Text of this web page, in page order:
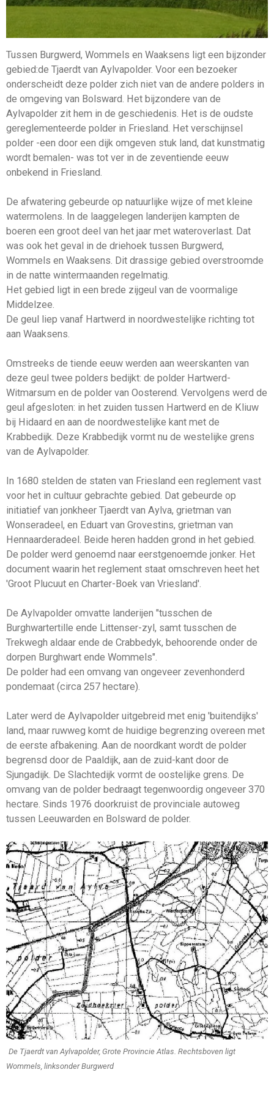
Tussen Burgwerd, Wommels en Waaksens ligt een bijzonder
gebied:de Tjaerdt van Aylvapolder. Voor een bezoeker
onderscheidt deze polder zich niet van de andere polders in
de omgeving van Bolsward. Het bijzondere van de
Aylvapolder zit hem in de geschiedenis. Het is de oudste
gereglementeerde polder in Friesland. Het verschijnsel
polder -een door een dijk omgeven stuk land, dat kunstmatig
wordt bemalen- was tot ver in de zeventiende eeuw
onbekend in Friesland.
De afwatering gebeurde op natuurlijke wijze of met kleine
watermolens. In de laaggelegen lan­derijen kampten de
boeren een groot deel van het jaar met wateroverlast. Dat
was ook het geval in de driehoek tussen Burgwerd,
Wommels en Waaksens. Dit drassige gebied overstroomde
in de natte wintermaanden regelmatig.
Het gebied ligt in een brede zijgeul van de voormalige
Middelzee.
De geul liep vanaf Hartwerd in noordwestelijke richting tot
aan Waaksens.
Omstreeks de tiende eeuw werden aan weerskanten van
deze geul twee polders bedijkt: de polder Hartwerd-
Witmarsum en de polder van Oosterend. Vervolgens werd de
geul afgesloten: in het zuiden tussen Hartwerd en de Kliuw
bij Hidaard en aan de noordwestelijke kant met de
Krabbedijk. Deze Krabbedijk vormt nu de westelijke grens
van de Aylvapolder.
In 1680 stelden de staten van Friesland een reglement vast
voor het in cultuur gebrachte gebied. Dat gebeurde op
initiatief van jonkheer Tjaerdt van Aylva, grietman van
Wonseradeel, en Eduart van Grovestins, grietman van
Hennaarderadeel. Beide heren hadden grond in het gebied.
De polder werd genoemd naar eerstge­noemde jonker. Het
document waarin het reglement staat omschreven heet het
'Groot Plucuut en Charter-Boek van Vriesland'.
De Aylvapolder omvatte landerijen "tusschen de
Burghwartertille ende Littenser-zyl, samt tusschen de
Trekwegh aldaar ende de Crabbedyk, behoorende onder de
dorpen Burghwart ende Wommels".
De polder had een omvang van ongeveer zevenhonderd
pondemaat (circa 257 hectare).
Later werd de Aylvapolder uitgebreid met enig 'buitendijks'
land, maar ruwweg komt de huidige begrenzing overeen met
de eerste afba­kening. Aan de noordkant wordt de polder
begrensd door de Paaldijk, aan de zuid-kant door de
Sjungadijk. De Slachtedijk vormt de oostelijke grens. De
omvang van de polder bedraagt tegenwoordig ongeveer 370
hectare. Sinds 1976 doorkruist de provinciale autoweg
tussen Leeuwarden en Bolsward de polder.
De Tjaerdt van Aylvapolder, Grote Provincie Atlas. Rechtsboven ligt
Wommels, links­onder Burgwerd